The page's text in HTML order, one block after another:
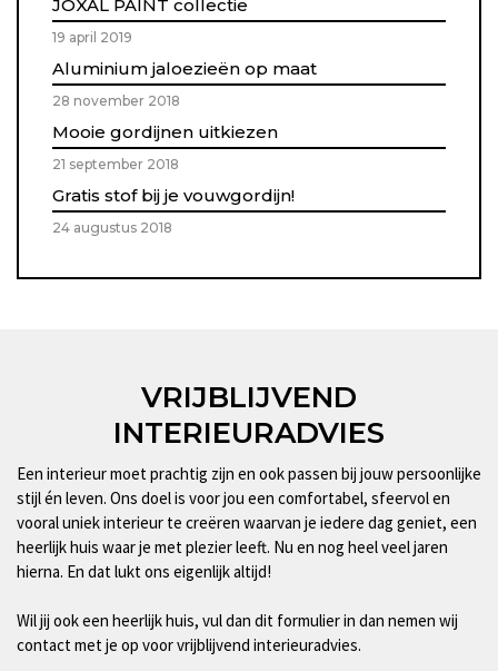
JOXAL PAINT collectie
19 april 2019
Aluminium jaloezieën op maat
28 november 2018
Mooie gordijnen uitkiezen
21 september 2018
Gratis stof bij je vouwgordijn!
24 augustus 2018
VRIJBLIJVEND
INTERIEURADVIES
Een interieur moet prachtig zijn en ook passen bij jouw persoonlijke
stijl én leven. Ons doel is voor jou een comfortabel, sfeervol en
vooral uniek interieur te creëren waarvan je iedere dag geniet, een
heerlijk huis waar je met plezier leeft. Nu en nog heel veel jaren
hierna. En dat lukt ons eigenlijk altijd!
Wil jij ook een heerlijk huis, vul dan dit formulier in dan nemen wij
contact met je op voor vrijblijvend interieuradvies.